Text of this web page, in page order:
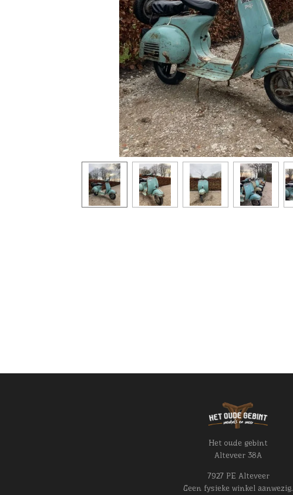
Het oude gebint
Alteveer 38A
7927 PE Alteveer
Geen fysieke winkel aanwezig.